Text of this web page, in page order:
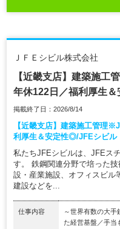
ＪＦＥシビル株式会社
【近畿支店】建築施工
年休122日／福利厚生
掲載終了日：2026/8/14
【近畿支店】建築施工管理
利厚生＆安定性◎/JFEシビル
私たちJFEシビルは、JFEス
す。 鉄鋼関連分野で培った
設・産業施設、オフィスビル
建設などを...
仕事内容
～世界有数の大手
た経営基盤／手当